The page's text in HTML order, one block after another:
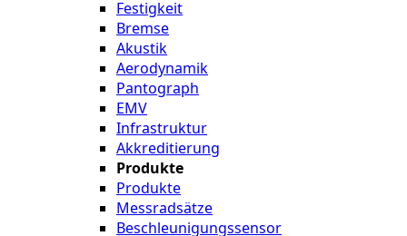
Festigkeit
Bremse
Akustik
Aerodynamik
Pantograph
EMV
Infrastruktur
Akkreditierung
Produkte
Produkte
Messradsätze
Beschleunigungssensor